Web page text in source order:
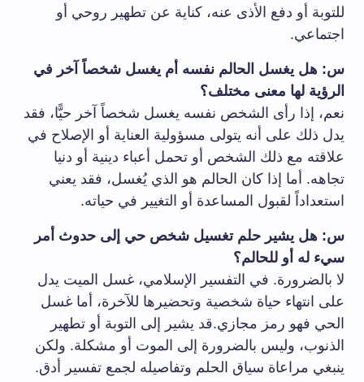
للتوبة أو دفع الأذى عنه، كناية عن تطهير روحي أو
اجتماعي.
س: هل يغسل الحالم نفسه أم يغسل شخصاً آخر في
الرؤية لها معنى مختلف؟
نعم، إذا رأى الشخص نفسه يغسل شخصاً آخر حيًّا، فقد
يدل ذلك على أنه يتولى مسؤولية العناية أو الإصلاح في
علاقته مع ذلك الشخص أو تحمل أعباء دينية أو دنيا
تجاهه. أما إذا كان الحالم هو الذي يُغسل، فقد يعني
استعداداً لقبول المساعدة أو التغيير في حياته.
س: هل يشير حلم تغسيل شخص حي إلى حدوث أمر
سيء له أو للحالم؟
لا بالضرورة. في التفسير الإسلامي، غسل الميت يدل
على انتهاء حياة شخصية وتحضيرها للآخرة، أما غسل
الحي فهو رمز مجازي.قد يشير إلى التوبة أو تطهير
الذنوب، وليس بالضرورة إلى الموت أو مشكلة. ولكن
ينبغي مراعاة سياق الحلم وتفاصيله لجمع تفسير أدق.